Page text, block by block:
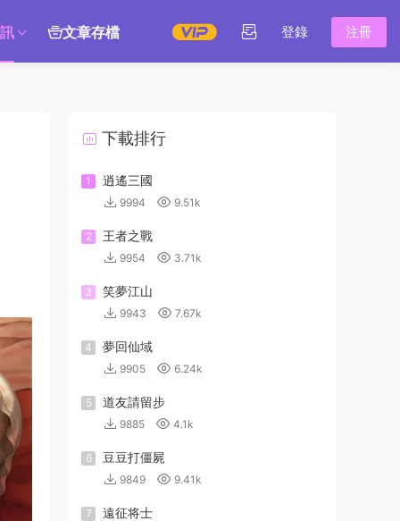
文章存檔 登錄 注冊
下載排行
1 逍遙三國
9994 9.51k
2 王者之戰
9954 3.71k
3 笑夢江山
9943 7.67k
4 夢回仙域
9905 6.24k
5 道友請留步
9885 4.1k
6 豆豆打僵屍
9849 9.41k
7 遠征将士